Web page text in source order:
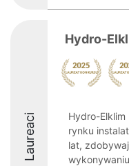
Laureaci
Hydro-
Hydro-Elklim
rynku
lat,